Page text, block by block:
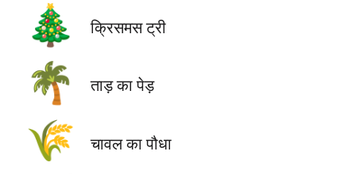
🎄 क्रिसमस ट्री
🌴 ताड़ का पेड़
🌾 चावल का पौधा